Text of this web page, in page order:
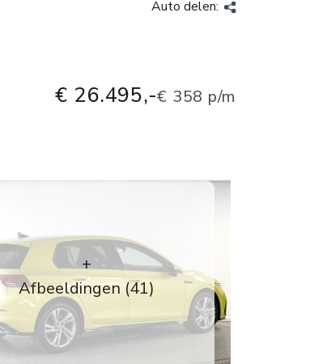
Auto delen:
€ 26.495,-€ 358 p/m
+
Afbeeldingen (41)